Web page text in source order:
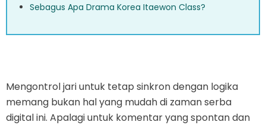
Sebagus Apa Drama Korea Itaewon Class?
Mengontrol jari untuk tetap sinkron dengan logika
memang bukan hal yang mudah di zaman serba
digital ini. Apalagi untuk komentar yang spontan dan